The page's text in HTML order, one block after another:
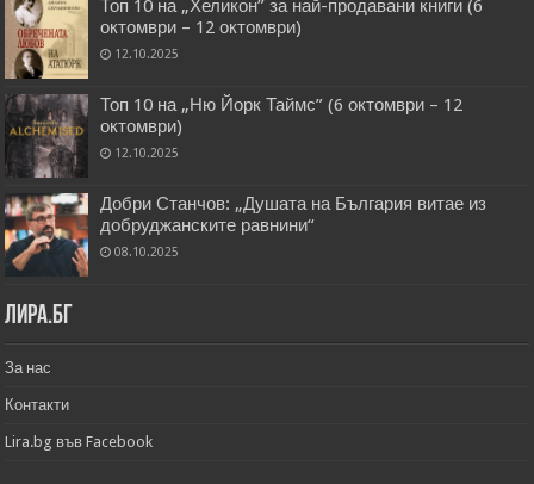
Топ 10 на „Хеликон” за най-продавани книги (6
октомври – 12 октомври)
12.10.2025
Топ 10 на „Ню Йорк Таймс” (6 октомври – 12
октомври)
12.10.2025
Добри Станчов: „Душата на България витае из
добруджанските равнини“
08.10.2025
Лира.бг
За нас
Контакти
Lira.bg във Facebook